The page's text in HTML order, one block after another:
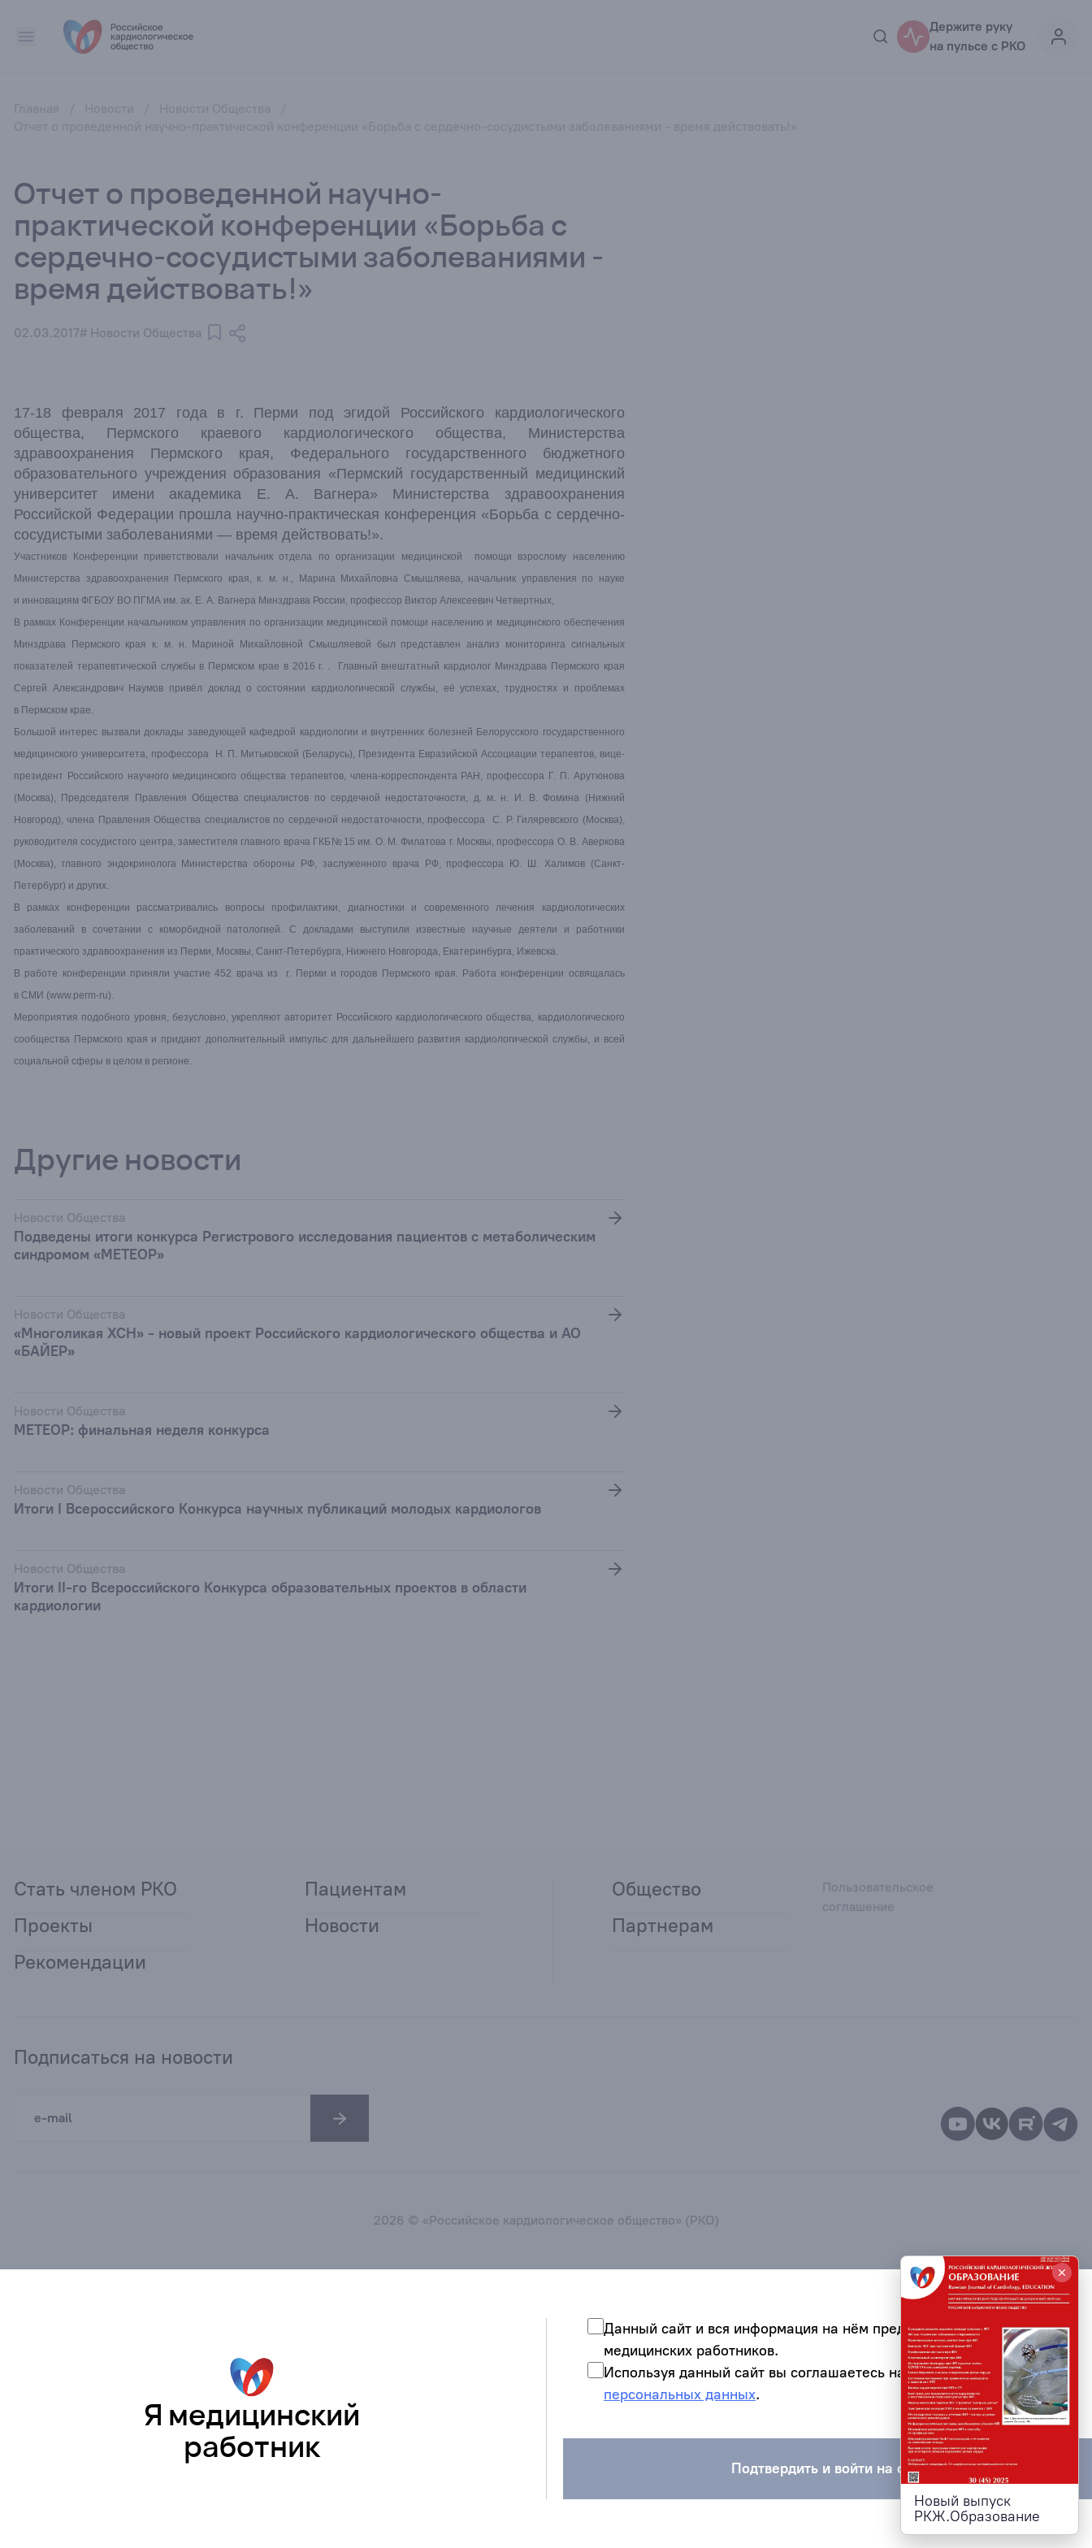
Держите руку
на пульсе с РКО
Отчет о проведенной научно-
практической конференции «Борьба с
сердечно-сосудистыми заболеваниями -
время действовать!»
02.03.2017# Новости Общества
17-18 февраля 2017 года в г. Перми под эгидой Российского кардиологического
общества, Пермского краевого кардиологического общества, Министерства
здравоохранения Пермского края, Федерального государственного бюджетного
образовательного учреждения образования «Пермский государственный медицинский
университет имени академика Е. А. Вагнера» Министерства здравоохранения
Российской Федерации прошла научно-практическая конференция «Борьба с сердечно-
сосудистыми заболеваниями — время действовать!».
Участников Конференции приветствовали начальник отдела по организации медицинской помощи взрослому населению
Министерства здравоохранения Пермского края, к. м. н., Марина Михайловна Смышляева, начальник управления по науке
и инновациям ФГБОУ ВО ПГМА им. ак. Е. А. Вагнера Минздрава России, профессор Виктор Алексеевич Четвертных,
В рамках Конференции начальником управления по организации медицинской помощи населению и медицинского обеспечения
Минздрава Пермского края к. м. н. Мариной Михайловной Смышляевой был представлен анализ мониторинга сигнальных
показателей терапевтической службы в Пермском крае в 2016 г. . Главный внештатный кардиолог Минздрава Пермского края
Сергей Александрович Наумов привёл доклад о состоянии кардиологической службы, её успехах, трудностях и проблемах
в Пермском крае.
Большой интерес вызвали доклады заведующей кафедрой кардиологии и внутренних болезней Белорусского государственного
медицинского университета, профессора Н. П. Митьковской (Беларусь), Президента Евразийской Ассоциации терапевтов, вице-
президент Российского научного медицинского общества терапевтов, члена-корреспондента РАН, профессора Г. П. Арутюнова
(Москва), Председателя Правления Общества специалистов по сердечной недостаточности, д. м. н. И. В. Фомина (Нижний
Новгород), члена Правления Общества специалистов по сердечной недостаточности, профессора С. Р. Гиляревского (Москва),
руководителя сосудистого центра, заместителя главного врача ГКБ№ 15 им. О. М. Филатова г. Москвы, профессора О. В. Аверкова
(Москва), главного эндокринолога Министерства обороны РФ, заслуженного врача РФ, профессора Ю. Ш. Халимов (Санкт-
Петербург) и других.
В рамках конференции рассматривались вопросы профилактики, диагностики и современного лечения кардиологических
заболеваний в сочетании с коморбидной патологией. С докладами выступили известные научные деятели и работники
практического здравоохранения из Перми, Москвы, Санкт-Петербурга, Нижнего Новгорода, Екатеринбурга, Ижевска.
В работе конференции приняли участие 452 врача из г. Перми и городов Пермского края. Работа конференции освящалась
в СМИ (www.perm-ru).
Мероприятия подобного уровня, безусловно, укрепляют авторитет Российского кардиологического общества, кардиологического
сообщества Пермского края и придают дополнительный импульс для дальнейшего развития кардиологической службы, и всей
социальной сферы в целом в регионе.
Другие новости
Новости Общества
Подведены итоги конкурса Регистрового исследования пациентов с метаболическим
синдромом «МЕТЕОР»
Новости Общества
«Многоликая ХСН» - новый проект Российского кардиологического общества и АО
«БАЙЕР»
Новости Общества
МЕТЕОР: финальная неделя конкурса
Новости Общества
Итоги I Всероссийского Конкурса научных публикаций молодых кардиологов
Новости Общества
Итоги II-го Всероссийского Конкурса образовательных проектов в области
кардиологии
Стать членом РКО
Проекты
Рекомендации
Пациентам
Новости
Общество
Партнерам
Пользовательское
соглашение
Подписаться на новости
2026 © «Российское кардиологическое общество» (РКО)
Я медицинский
работник
Данный сайт и вся информация на нём предназначена для
медицинских работников.
Используя данный сайт вы соглашаетесь на обработку
персональных данных.
Подтвердить и войти на сайт
Новый выпуск
РКЖ.Образование